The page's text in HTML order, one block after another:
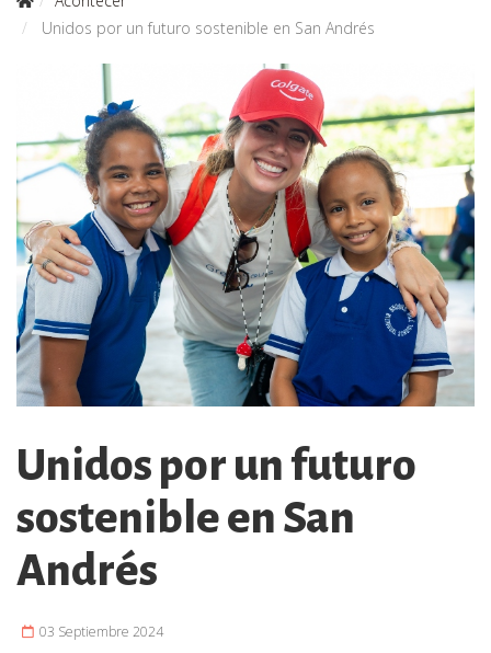
Unidos por un futuro sostenible en San Andrés
Unidos por un futuro
sostenible en San
Andrés
03 Septiembre 2024